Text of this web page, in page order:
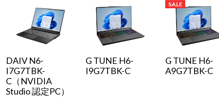
ワークステーション
ディスプレイ
Windows 11 Copilot+ PC
Windows 11|Copilot+ PC
スペック/パーツ別
AIおすすめパソコン
Windows 11 Copilot+ PC
Windows 11 |Copilot+ PC
DAIV N6-
I7G7TBK-
C（NVIDIA
Studio 認定PC）
G TUNE H6-
I9G7TBK-C
SALE
G TUNE H6-
A9G7TBK-C